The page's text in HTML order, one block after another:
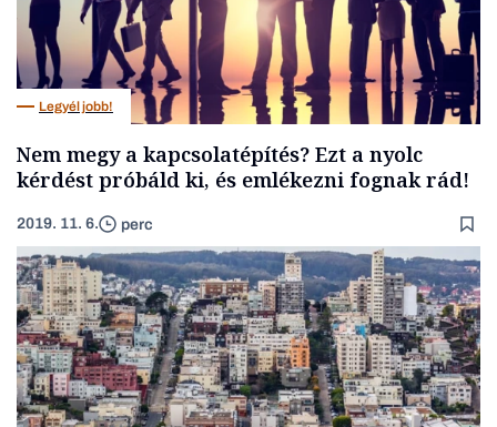
Legyél jobb!
Nem megy a kapcsolatépítés? Ezt a nyolc
kérdést próbáld ki, és emlékezni fognak rád!
2019. 11. 6. perc